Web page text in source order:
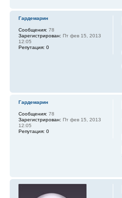
Гардемарин
Сообщения: 78
Зарегистрирован: Пт фев 15, 2013
12:05
Репутация: 0
Гардемарин
Сообщения: 78
Зарегистрирован: Пт фев 15, 2013
12:05
Репутация: 0